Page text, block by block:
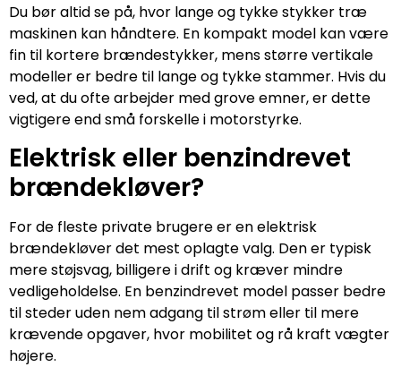
Du bør altid se på, hvor lange og tykke stykker træ
maskinen kan håndtere. En kompakt model kan være
fin til kortere brændestykker, mens større vertikale
modeller er bedre til lange og tykke stammer. Hvis du
ved, at du ofte arbejder med grove emner, er dette
vigtigere end små forskelle i motorstyrke.
Elektrisk eller benzindrevet
brændekløver?
For de fleste private brugere er en elektrisk
brændekløver det mest oplagte valg. Den er typisk
mere støjsvag, billigere i drift og kræver mindre
vedligeholdelse. En benzindrevet model passer bedre
til steder uden nem adgang til strøm eller til mere
krævende opgaver, hvor mobilitet og rå kraft vægter
højere.